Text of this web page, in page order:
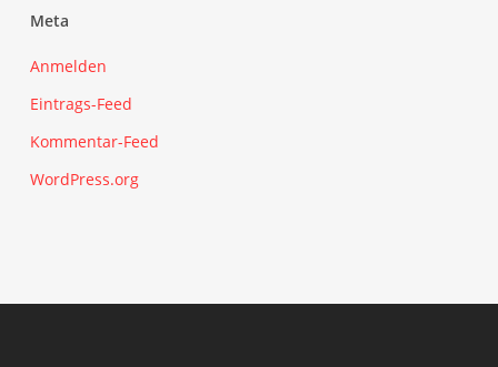
Meta
Anmelden
Eintrags-Feed
Kommentar-Feed
WordPress.org